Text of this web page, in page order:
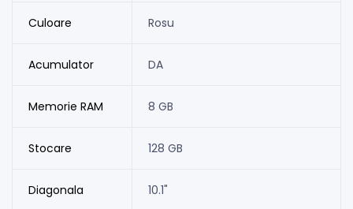
Culoare Rosu
Acumulator DA
Memorie RAM 8 GB
Stocare 128 GB
Diagonala 10.1"